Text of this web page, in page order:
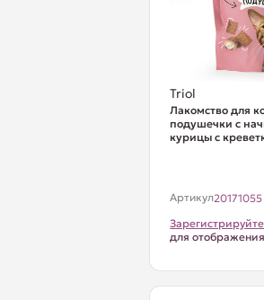
Triol
Лакомство для
подушечки с
курицы с
Артикул20171055
для